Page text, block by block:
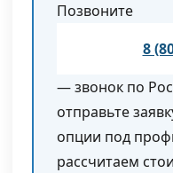
Позвоните
8
— звонок по
отправьте
опции под
рассчитаем